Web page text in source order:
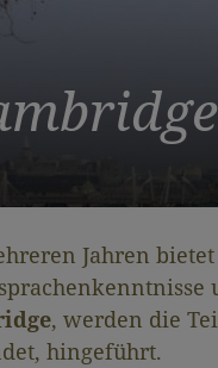
Jahren
, werden die
hingeführt.